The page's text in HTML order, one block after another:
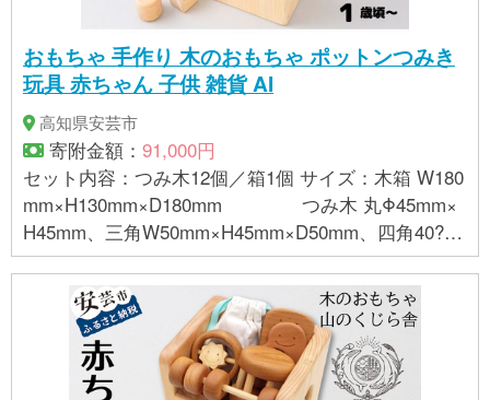
おもちゃ 手作り 木のおもちゃ ポットンつみき
玩具 赤ちゃん 子供 雑貨 AI
高知県安芸市
寄附金額： 91,000円
セット内容：つみ木12個／箱1個 サイズ：木箱 W180
mm×H130mm×D180mm つみ木 丸Φ45mm×
H45mm、三角W50mm×H45mm×D50mm、四角40?
材質：ヒノキ・スギ